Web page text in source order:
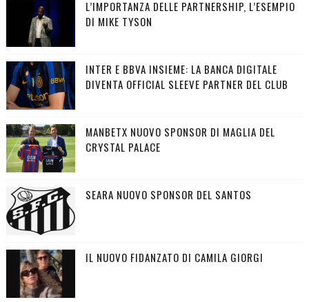
L’IMPORTANZA DELLE PARTNERSHIP, L’ESEMPIO
DI MIKE TYSON
INTER E BBVA INSIEME: LA BANCA DIGITALE
DIVENTA OFFICIAL SLEEVE PARTNER DEL CLUB
MANBETX NUOVO SPONSOR DI MAGLIA DEL
CRYSTAL PALACE
SEARA NUOVO SPONSOR DEL SANTOS
IL NUOVO FIDANZATO DI CAMILA GIORGI